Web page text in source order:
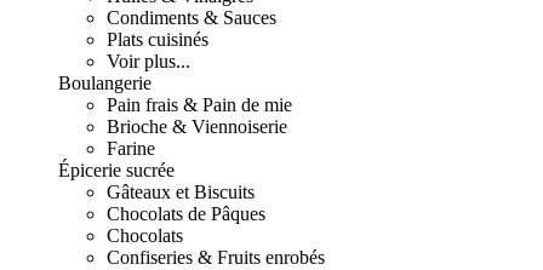
Condiments & Sauces
Plats cuisinés
Voir plus...
Boulangerie
Pain frais & Pain de mie
Brioche & Viennoiserie
Farine
Épicerie sucrée
Gâteaux et Biscuits
Chocolats de Pâques
Chocolats
Confiseries & Fruits enrobés